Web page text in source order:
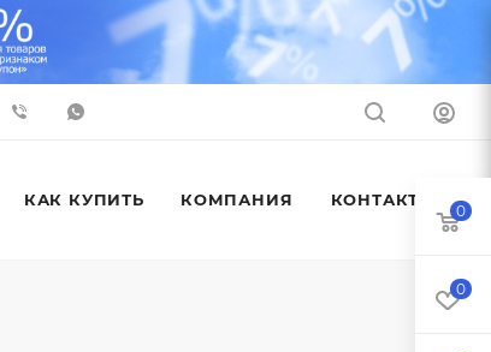
КАК КУПИТЬ КОМПАНИЯ КОНТАКТЫ
0
0